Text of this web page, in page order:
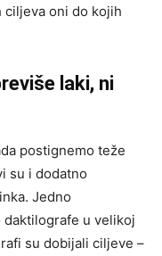
ciljeva oni do kojih
laki, ni
postignemo teže
su i dodatno
Jedno
u velikoj
su dobijali ciljeve –